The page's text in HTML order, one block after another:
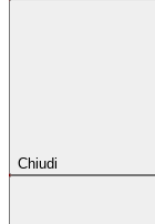
Chiudi